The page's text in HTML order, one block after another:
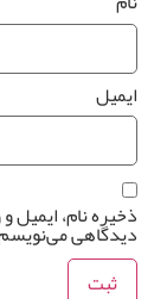
نام، ایمیل و
می‌نویسم.